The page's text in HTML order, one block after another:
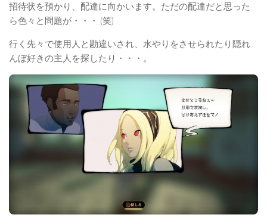
招待状を預かり、配達に向かいます。ただの配達だと思った
ら色々と問題が・・・ (笑)
行く先々で使用人と勘違いされ、水やりをさせられたり隠れ
んぼ好きの主人を探したり・・・。